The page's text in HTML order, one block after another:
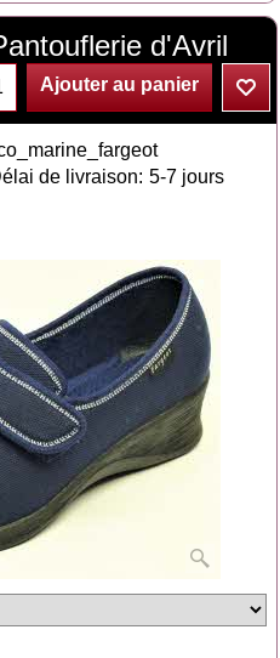
d'Avril
Ajouter au panier
de livraison: 5-7 jours